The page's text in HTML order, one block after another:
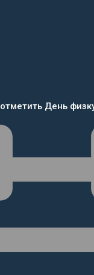
День